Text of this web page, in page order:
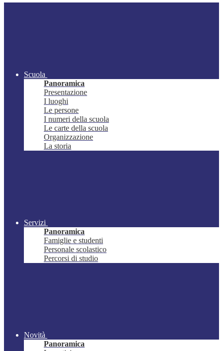
Scuola
Panoramica
Presentazione
I luoghi
Le persone
I numeri della scuola
Le carte della scuola
Organizzazione
La storia
Servizi
Panoramica
Famiglie e studenti
Personale scolastico
Percorsi di studio
Novità
Panoramica